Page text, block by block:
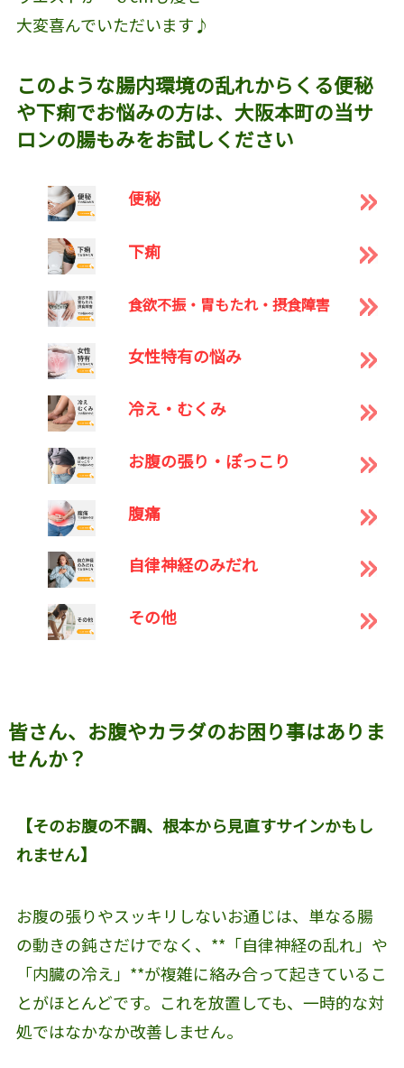
大変喜んでいただいます♪
このような腸内環境の乱れからくる便秘
や下痢でお悩みの方は、大阪本町の当サ
ロンの腸もみをお試しください
便秘
下痢
食欲不振・胃もたれ・摂食障害
女性特有の悩み
冷え・むくみ
お腹の張り・ぽっこり
腹痛
自律神経のみだれ
その他
皆さん、お腹やカラダのお困り事はありま
せんか？
【そのお腹の不調、根本から見直すサインかもし
れません】
お腹の張りやスッキリしないお通じは、単なる腸
の動きの鈍さだけでなく、**「自律神経の乱れ」や
「内臓の冷え」**が複雑に絡み合って起きているこ
とがほとんどです。これを放置しても、一時的な対
処ではなかなか改善しません。